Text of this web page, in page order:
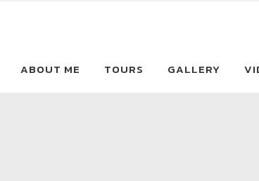
ABOUT ME TOURS GALLERY